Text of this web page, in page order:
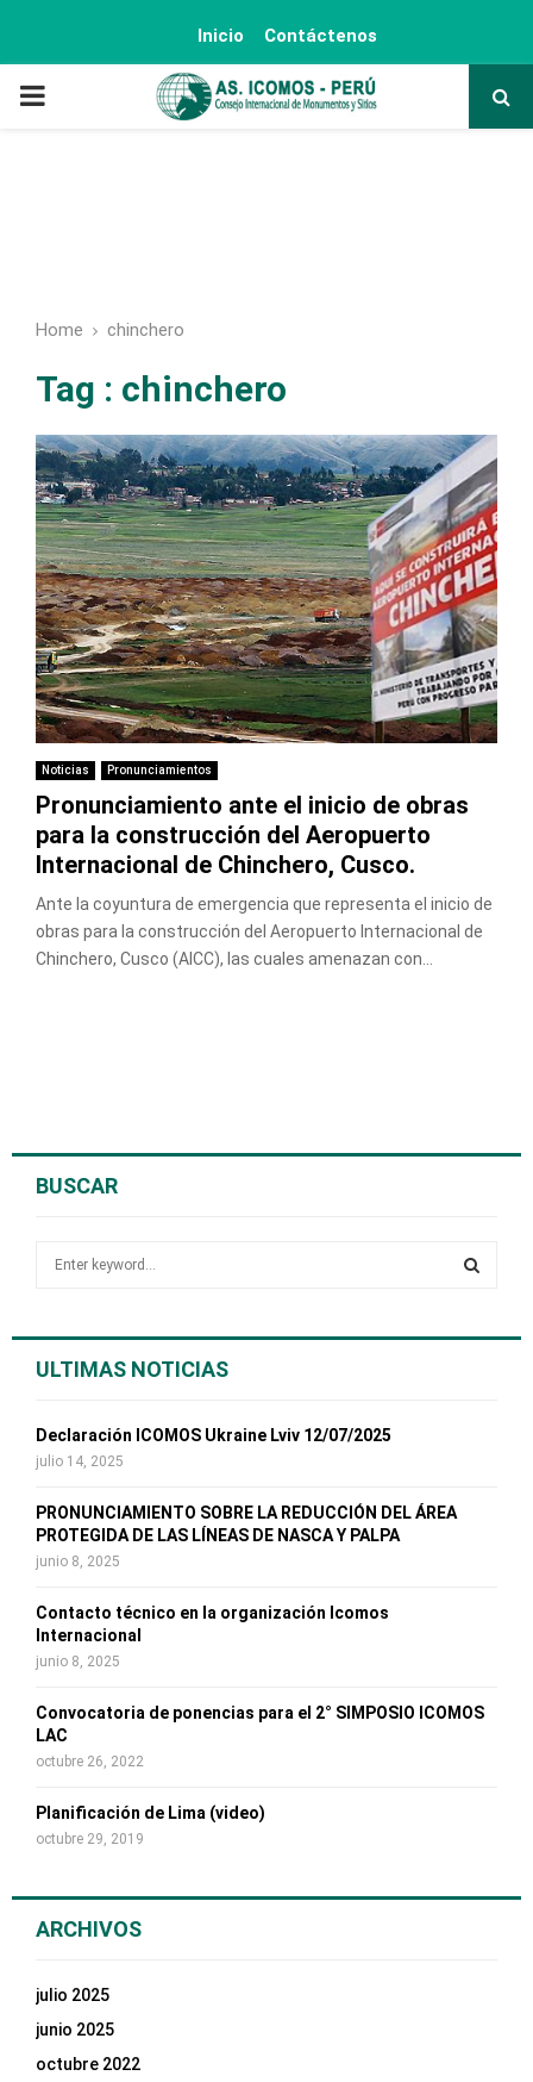
Inicio Contáctenos
PRIMARY
Home chinchero
Tag : chinchero
Noticias Pronunciamientos
Pronunciamiento ante el inicio de obras
para la construcción del Aeropuerto
Internacional de Chinchero, Cusco.
Ante la coyuntura de emergencia que representa el inicio de
obras para la construcción del Aeropuerto Internacional de
Chinchero, Cusco (AICC), las cuales amenazan con...
BUSCAR
h
o
r
ULTIMAS NOTICIAS
Declaración ICOMOS Ukraine Lviv 12/07/2025
julio 14, 2025
PRONUNCIAMIENTO SOBRE LA REDUCCIÓN DEL ÁREA
PROTEGIDA DE LAS LÍNEAS DE NASCA Y PALPA
junio 8, 2025
Contacto técnico en la organización Icomos
Internacional
junio 8, 2025
Convocatoria de ponencias para el 2° SIMPOSIO ICOMOS
LAC
octubre 26, 2022
Planificación de Lima (video)
octubre 29, 2019
ARCHIVOS
julio 2025
junio 2025
octubre 2022